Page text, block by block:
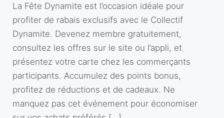
La Fête Dynamite est l’occasion idéale pour
profiter de rabais exclusifs avec le Collectif
Dynamite. Devenez membre gratuitement,
consultez les offres sur le site ou l’appli, et
présentez votre carte chez les commerçants
participants. Accumulez des points bonus,
profitez de réductions et de cadeaux. Ne
manquez pas cet événement pour économiser